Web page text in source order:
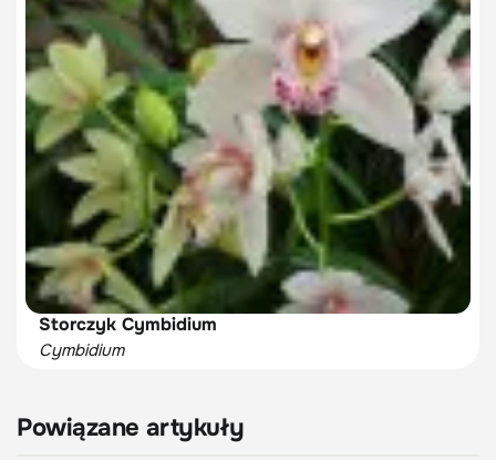
Storczyk Cymbidium
Cymbidium
Powiązane artykuły